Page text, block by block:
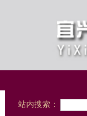
站内搜索：